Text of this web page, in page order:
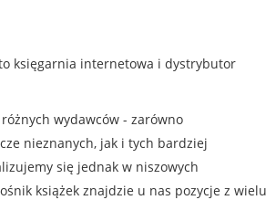
księgarnia internetowa i dystrybutor
wydawców - zarówno
nieznanych, jak i tych bardziej
się jednak w niszowych
książek znajdzie u nas pozycje z wielu